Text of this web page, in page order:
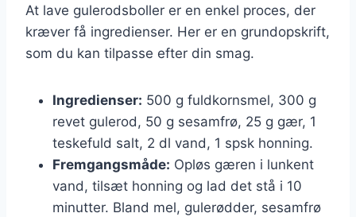
At lave gulerodsboller er en enkel proces, der
kræver få ingredienser. Her er en grundopskrift,
som du kan tilpasse efter din smag.
Ingredienser: 500 g fuldkornsmel, 300 g
revet gulerod, 50 g sesamfrø, 25 g gær, 1
teskefuld salt, 2 dl vand, 1 spsk honning.
Fremgangsmåde: Opløs gæren i lunkent
vand, tilsæt honning og lad det stå i 10
minutter. Bland mel, gulerødder, sesamfrø